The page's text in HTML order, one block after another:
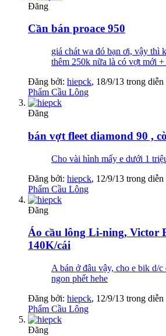
Đăng
Cần bán proace 950
giá chát wa đó bạn ơi, vậy thì
thêm 250k nữa là có vợt mới
Đăng bởi: hiepck, 18/9/13 trong diễn
Phẩm Cầu Lông
Đăng
bán vợt fleet diamond 90 ,
Cho vài hình mấy e dưới 1
Đăng bởi: hiepck, 12/9/13 trong diễn
Phẩm Cầu Lông
Đăng
Áo cầu lông Li-ning, Victor
140K/cái
A bán ở đâu vậy, cho e bik d/c
ngon phết hehe
Đăng bởi: hiepck, 12/9/13 trong diễn
Phẩm Cầu Lông
Đăng